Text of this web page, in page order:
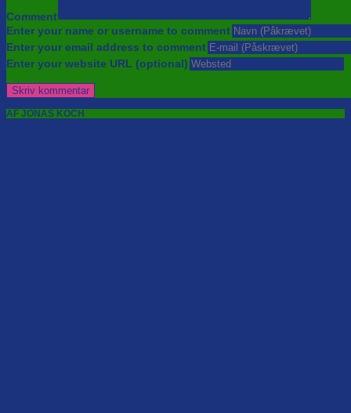
Comment
Enter your name or username to comment
Enter your email address to comment
Enter your website URL (optional)
AF JONAS KOCH